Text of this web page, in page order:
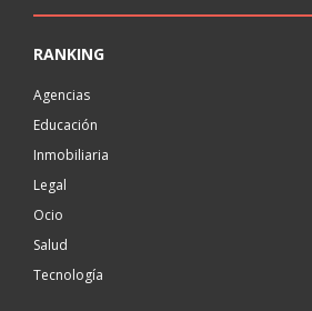
RANKING
Agencias
Educación
Inmobiliaria
Legal
Ocio
Salud
Tecnología